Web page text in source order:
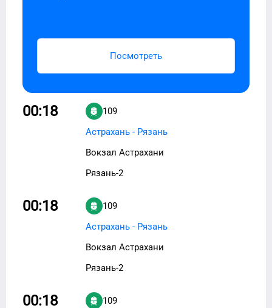
Посмотреть
00:18
109
Астрахань - Рязань
Вокзал Астрахани
Рязань-2
00:18
109
Астрахань - Рязань
Вокзал Астрахани
Рязань-2
00:18 109